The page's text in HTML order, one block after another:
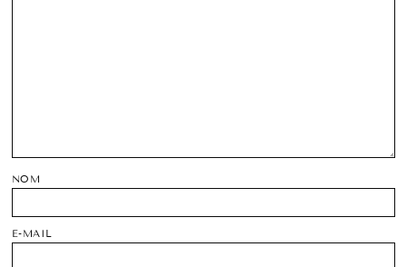
NOM
E-MAIL